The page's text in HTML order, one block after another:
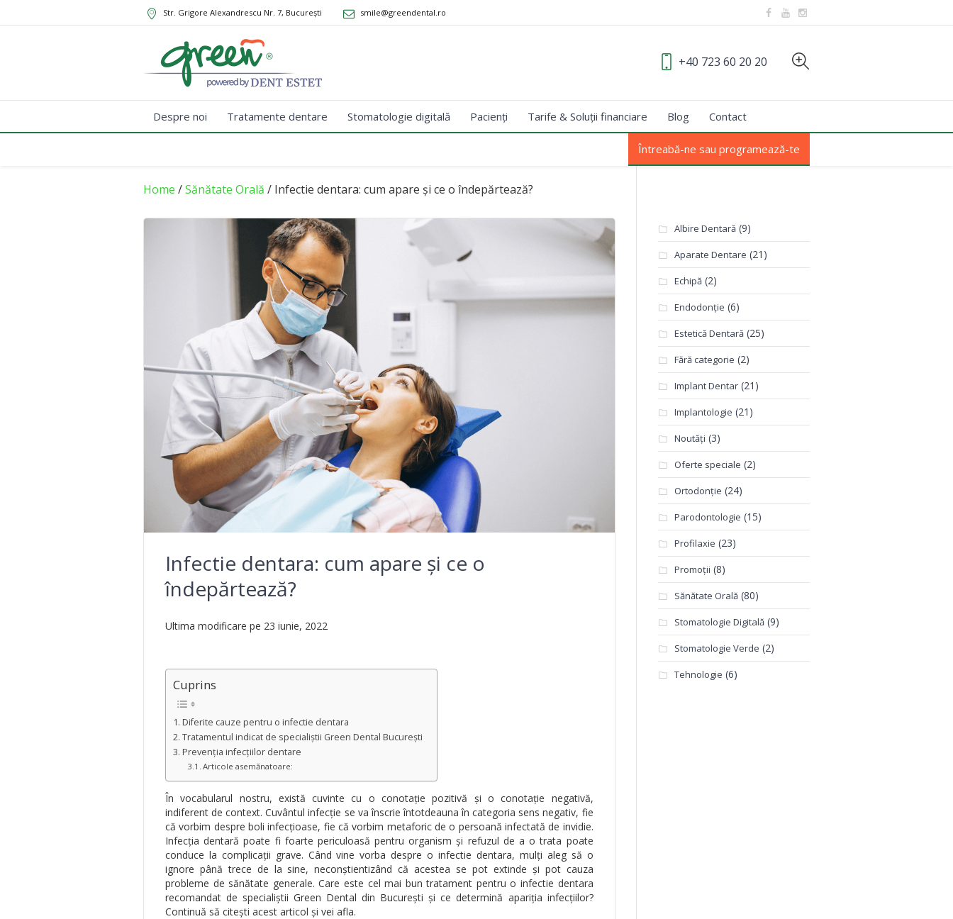
Str. Grigore Alexandrescu Nr. 7, București smile@greendental.ro
+40 723 60 20 20
Despre noi Tratamente dentare Stomatologie digitală Pacienți Tarife & Soluții financiare Blog Contact
Întreabă-ne sau programează-te
Home /Sănătate Orală / Infectie dentara: cum apare și ce o îndepărtează?
Infectie dentara: cum apare și ce o
îndepărtează?
Ultima modificare pe 23 iunie, 2022
Cuprins
Diferite cauze pentru o infectie dentara
Tratamentul indicat de specialiștii Green Dental București
Prevenția infecțiilor dentare
Articole asemănatoare:
În vocabularul nostru, există cuvinte cu o conotație pozitivă și o conotație negativă,
indiferent de context. Cuvântul infecție se va înscrie întotdeauna în categoria sens negativ, fie
că vorbim despre boli infecțioase, fie că vorbim metaforic de o persoană infectată de invidie.
Infecția dentară poate fi foarte periculoasă pentru organism și refuzul de a o trata poate
conduce la complicații grave. Când vine vorba despre o infectie dentara, mulți aleg să o
ignore până trece de la sine, neconștientizând că acestea se pot extinde și pot cauza
probleme de sănătate generale. Care este cel mai bun tratament pentru o infectie dentara
recomandat de specialiștii Green Dental din București și ce determină apariția infecțiilor?
Continuă să citești acest articol și vei afla.
Albire Dentară(9)
Aparate Dentare (21)
Echipă(2)
Endodonție (6)
Estetică Dentară(25)
Fără categorie (2)
Implant Dentar(21)
Implantologie (21)
Noutăți (3)
Oferte speciale (2)
Ortodonție (24)
Parodontologie (15)
Profilaxie (23)
Promoții (8)
Sănătate Orală(80)
Stomatologie Digitală(9)
Stomatologie Verde (2)
Tehnologie (6)